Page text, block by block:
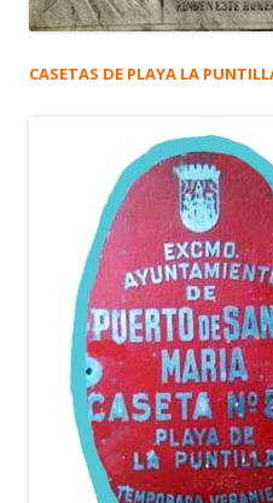
CASETAS DE PLAYA LA